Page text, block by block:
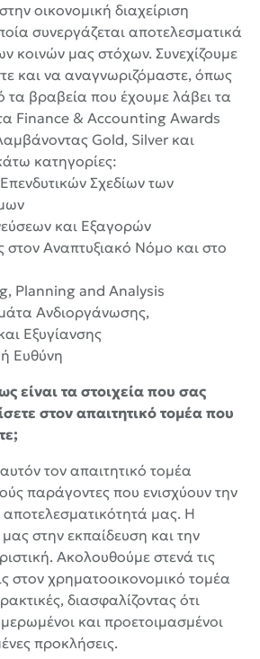
οικονομική διαχείριση
συνεργάζεται αποτελεσματικά
κοινών μας στόχων. Συνεχίζουμε
και να αναγνωριζόμαστε, όπως
τα βραβεία που έχουμε λάβει τα
Finance & Accounting Awards
Gold, Silver και
κατηγορίες:
Σχεδίων των
και Εξαγορών
στον Αναπτυξιακό Νόμο και στο
Planning and Analysis
Ανδιοργάνωσης,
Εξυγίανσης
Ευθύνη
είναι τα στοιχεία που σας
στον απαιτητικό τομέα που
τον απαιτητικό τομέα
παράγοντες που ενισχύουν την
αποτελεσματικότητά μας. Η
στην εκπαίδευση και την
Ακολουθούμε στενά τις
στον χρηματοοικονομικό τομέα
διασφαλίζοντας ότι
και προετοιμασμένοι
προκλήσεις.